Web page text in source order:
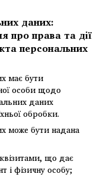
даних:
про права та дії
персональних
має бути
особи щодо
даних
обробки.
може бути надана
що дає
і фізичну особу;